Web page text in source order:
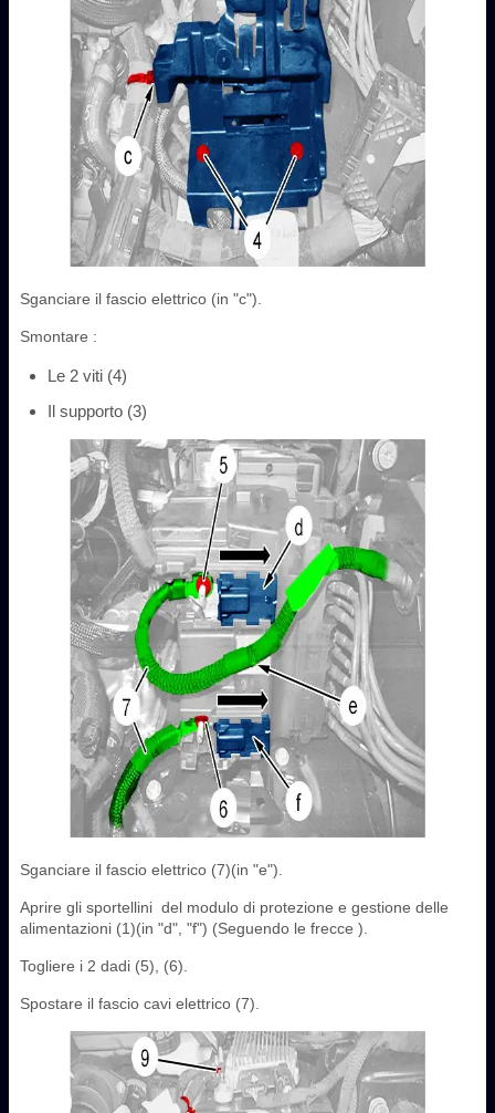
Sganciare il fascio elettrico (in "c").
Smontare :
Le 2 viti (4)
Il supporto (3)
Sganciare il fascio elettrico (7)(in "e").
Aprire gli sportellini ‎ del modulo di protezione e gestione delle
alimentazioni ‎(1)(in "d", "f") (Seguendo le frecce ).
Togliere i 2 dadi (5), (6).
Spostare il fascio cavi elettrico (7).